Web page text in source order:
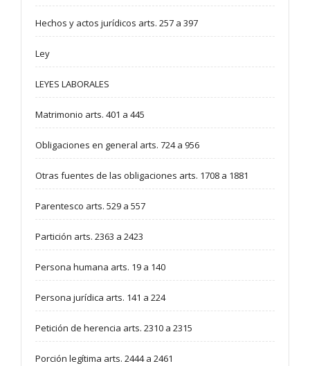
Hechos y actos jurídicos arts. 257 a 397
Ley
LEYES LABORALES
Matrimonio arts. 401 a 445
Obligaciones en general arts. 724 a 956
Otras fuentes de las obligaciones arts. 1708 a 1881
Parentesco arts. 529 a 557
Partición arts. 2363 a 2423
Persona humana arts. 19 a 140
Persona jurídica arts. 141 a 224
Petición de herencia arts. 2310 a 2315
Porción legítima arts. 2444 a 2461